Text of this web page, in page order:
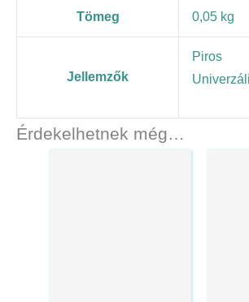
Tömeg 0,05 kg
Jellemzők
Piros
Érdekelhetnek még…